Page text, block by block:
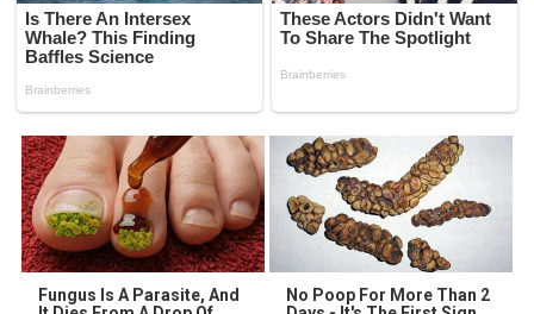
Fungus Is A Parasite, And
No Poop For More Than 2